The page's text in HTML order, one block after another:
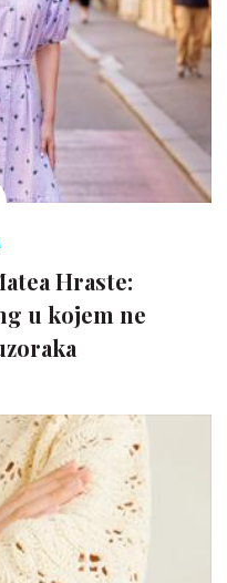
Hraste:
u kojem ne